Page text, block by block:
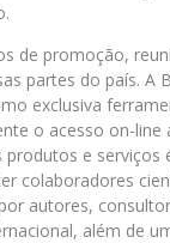
de promoção,
partes do país. A
exclusiva
o acesso on-line
produtos e serviços
colaboradores
autores,
além de